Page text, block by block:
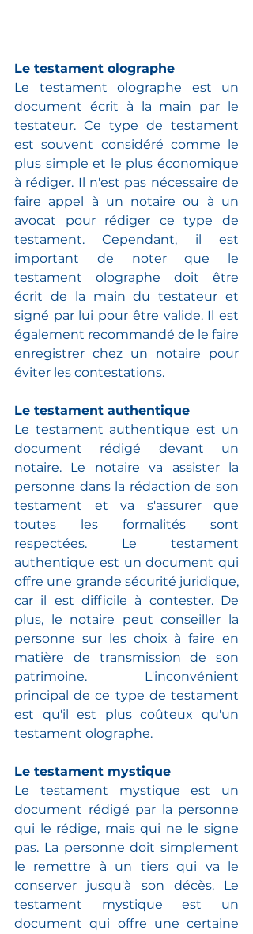
Le testament olographe
Le testament olographe est un
document écrit à la main par le
testateur. Ce type de testament
est souvent considéré comme le
plus simple et le plus économique
à rédiger. Il n'est pas nécessaire de
faire appel à un notaire ou à un
avocat pour rédiger ce type de
testament. Cependant, il est
important de noter que le
testament olographe doit être
écrit de la main du testateur et
signé par lui pour être valide. Il est
également recommandé de le faire
enregistrer chez un notaire pour
éviter les contestations.
Le testament authentique
Le testament authentique est un
document rédigé devant un
notaire. Le notaire va assister la
personne dans la rédaction de son
testament et va s'assurer que
toutes les formalités sont
respectées. Le testament
authentique est un document qui
offre une grande sécurité juridique,
car il est difficile à contester. De
plus, le notaire peut conseiller la
personne sur les choix à faire en
matière de transmission de son
patrimoine. L'inconvénient
principal de ce type de testament
est qu'il est plus coûteux qu'un
testament olographe.
Le testament mystique
Le testament mystique est un
document rédigé par la personne
qui le rédige, mais qui ne le signe
pas. La personne doit simplement
le remettre à un tiers qui va le
conserver jusqu'à son décès. Le
testament mystique est un
document qui offre une certaine